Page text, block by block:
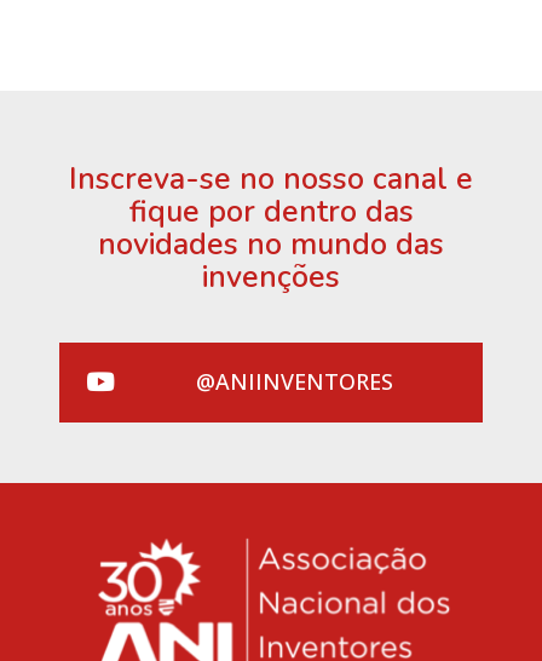
Inscreva-se no nosso canal e
fique por dentro das
novidades no mundo das
invenções
@ANIINVENTORES